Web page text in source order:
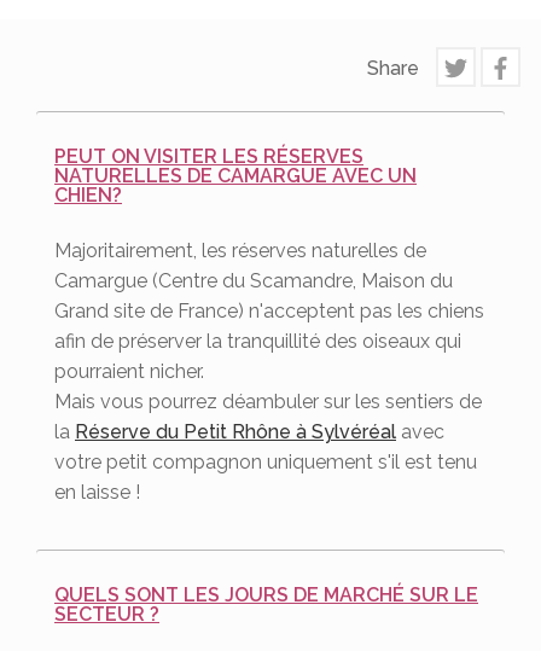
Share
PEUT ON VISITER LES RÉSERVES
NATURELLES DE CAMARGUE AVEC UN
CHIEN?
Majoritairement, les réserves naturelles de
Camargue (Centre du Scamandre, Maison du
Grand site de France) n'acceptent pas les chiens
afin de préserver la tranquillité des oiseaux qui
pourraient nicher.
Mais vous pourrez déambuler sur les sentiers de
la Réserve du Petit Rhône à Sylvéréal avec
votre petit compagnon uniquement s'il est tenu
en laisse !
QUELS SONT LES JOURS DE MARCHÉ SUR LE
SECTEUR ?